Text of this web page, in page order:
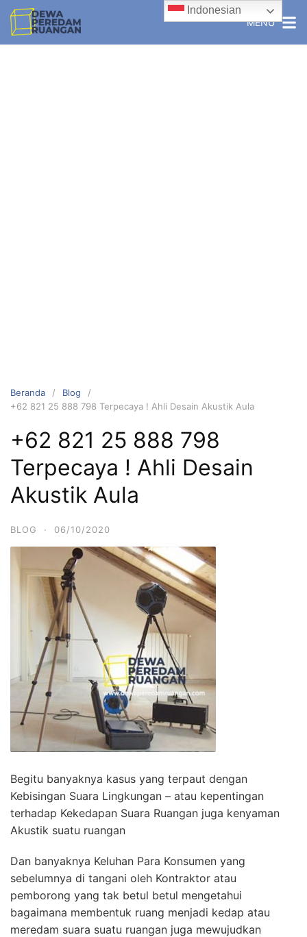
MENU
Beranda
Blog
+62 821 25 888 798 Terpecaya ! Ahli Desain Akustik Aula
+62 821 25 888 798
Terpecaya ! Ahli Desain
Akustik Aula
BLOG · 06/10/2020
Begitu banyaknya kasus yang terpaut dengan
Kebisingan Suara Lingkungan – atau kepentingan
terhadap Kekedapan Suara Ruangan juga kenyaman
Akustik suatu ruangan
Dan banyaknya Keluhan Para Konsumen yang
sebelumnya di tangani oleh Kontraktor atau
pemborong yang tak betul betul mengetahui
bagaimana membentuk ruang menjadi kedap atau
meredam suara suatu ruangan juga mewujudkan
Indonesian